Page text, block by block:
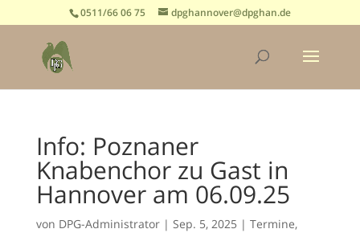
0511/66 06 75 dpghannover@dpghan.de
Info: Poznaner
Knabenchor zu Gast in
Hannover am 06.09.25
von DPG-Administrator| Sep. 5, 2025 | Termine,